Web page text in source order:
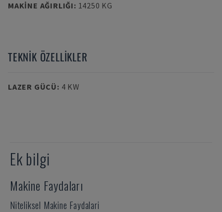
MAKINE AĞIRLIĞI: 14250 KG
TEKNIK ÖZELLIKLER
LAZER GÜCÜ: 4 KW
Ek bilgi
Makine Faydaları
Niteliksel Makine Faydalari